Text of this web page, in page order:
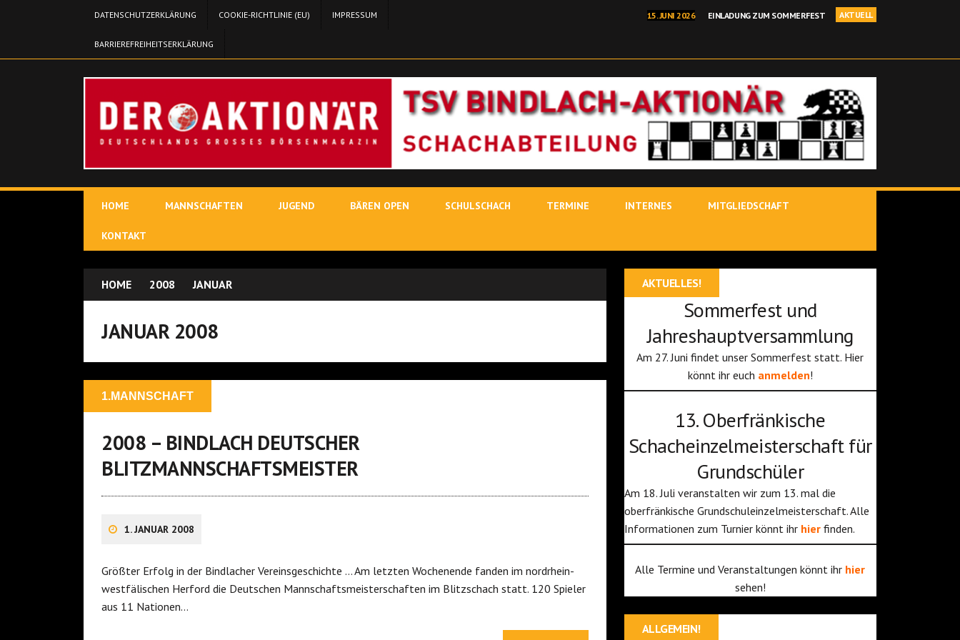
DATENSCHUTZERKLÄRUNG COOKIE-RICHTLINIE (EU) IMPRESSUM
BARRIEREFREIHEITSERKLÄRUNG
AKTUELL
15. JUNI 2026 EINLADUNG ZUM SOMMERFEST
11. MAI 2026 SCHNELLSCHACH KREISEINZELMEISTERSCHAFT IN KIRCHENLAMITZ
POSTBAUER-HENG – YOUTUBE-STARS IM ROTEN SALON
19. JUNI 2026 SCHACHLEHRER JÜRGEN DELITZSCH IST BINDLACHER VEREINSMEISTER 25/26!
HOME MANNSCHAFTEN JUGEND BÄREN OPEN SCHULSCHACH TERMINE INTERNES MITGLIEDSCHAFT
KONTAKT
HOME 2008 JANUAR
JANUAR 2008
1.MANNSCHAFT
2008 – BINDLACH DEUTSCHER
BLITZMANNSCHAFTSMEISTER
1. JANUAR 2008
Größter Erfolg in der Bindlacher Vereinsgeschichte … Am letzten Wochenende fanden im nordrhein-
westfälischen Herford die Deutschen Mannschaftsmeisterschaften im Blitzschach statt. 120 Spieler
aus 11 Nationen…
AKTUELLES!
Sommerfest und
Jahreshauptversammlung
Am 27. Juni findet unser Sommerfest statt. Hier
könnt ihr euch anmelden!
13. Oberfränkische
Schacheinzelmeisterschaft für
Grundschüler
Am 18. Juli veranstalten wir zum 13. mal die
oberfränkische Grundschuleinzelmeisterschaft. Alle
Informationen zum Turnier könnt ihr hier finden.
Alle Termine und Veranstaltungen könnt ihr hier
sehen!
ALLGEMEIN!